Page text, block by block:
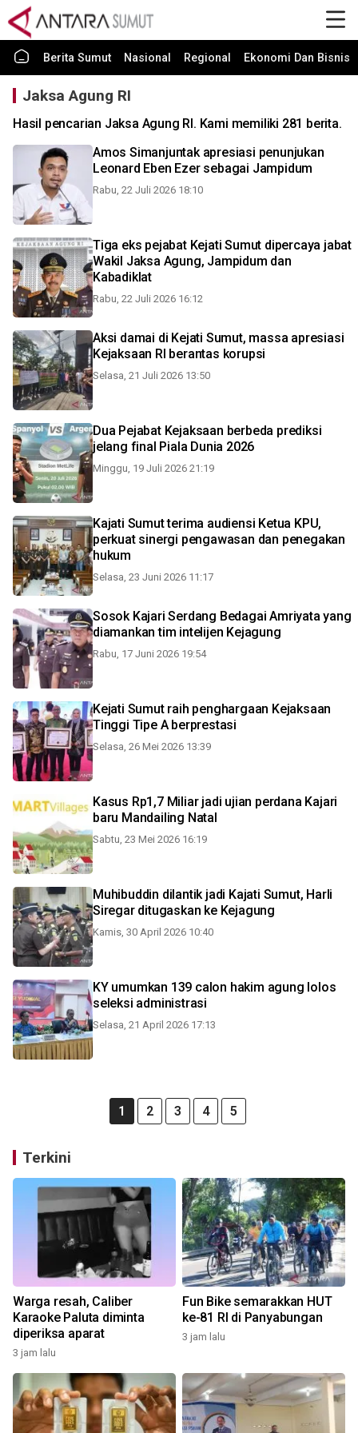
Berita Sumut Nasional Regional Ekonomi Dan Bisnis
Jaksa Agung RI
Hasil pencarian Jaksa Agung RI. Kami memiliki 281 berita.
Amos Simanjuntak apresiasi penunjukan
Leonard Eben Ezer sebagai Jampidum
Rabu, 22 Juli 2026 18:10
Tiga eks pejabat Kejati Sumut dipercaya jabat
Wakil Jaksa Agung, Jampidum dan
Kabadiklat
Rabu, 22 Juli 2026 16:12
Aksi damai di Kejati Sumut, massa apresiasi
Kejaksaan RI berantas korupsi
Selasa, 21 Juli 2026 13:50
Dua Pejabat Kejaksaan berbeda prediksi
jelang final Piala Dunia 2026
Minggu, 19 Juli 2026 21:19
Kajati Sumut terima audiensi Ketua KPU,
perkuat sinergi pengawasan dan penegakan
hukum
Selasa, 23 Juni 2026 11:17
Sosok Kajari Serdang Bedagai Amriyata yang
diamankan tim intelijen Kejagung
Rabu, 17 Juni 2026 19:54
Kejati Sumut raih penghargaan Kejaksaan
Tinggi Tipe A berprestasi
Selasa, 26 Mei 2026 13:39
Kasus Rp1,7 Miliar jadi ujian perdana Kajari
baru Mandailing Natal
Sabtu, 23 Mei 2026 16:19
Muhibuddin dilantik jadi Kajati Sumut, Harli
Siregar ditugaskan ke Kejagung
Kamis, 30 April 2026 10:40
KY umumkan 139 calon hakim agung lolos
seleksi administrasi
Selasa, 21 April 2026 17:13
1 2 3 4 5
Terkini
Warga resah, Caliber
Karaoke Paluta diminta
diperiksa aparat
3 jam lalu
Fun Bike semarakkan HUT
ke-81 RI di Panyabungan
3 jam lalu